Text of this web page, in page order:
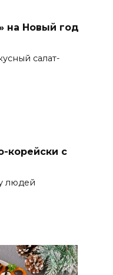
на Новый год
салат-
корейски с
людей